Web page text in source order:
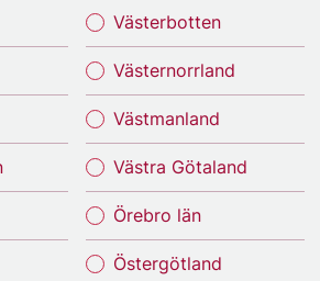
Västerbotten
Västernorrland
Västmanland
Västra Götaland
Örebro län
Östergötland